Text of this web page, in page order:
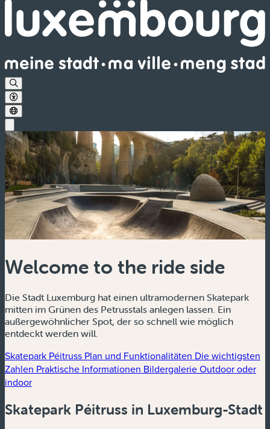
Welcome to the ride side
Die Stadt Luxemburg hat einen ultramodernen Skatepark
mitten im Grünen des Petrusstals anlegen lassen. Ein
außergewöhnlicher Spot, der so schnell wie möglich
entdeckt werden will.
Skatepark Péitruss Plan und Funktionalitäten Die wichtigsten
Zahlen Praktische Informationen BildergalerieOutdoor oder
indoor
Skatepark Péitruss in Luxemburg-Stadt